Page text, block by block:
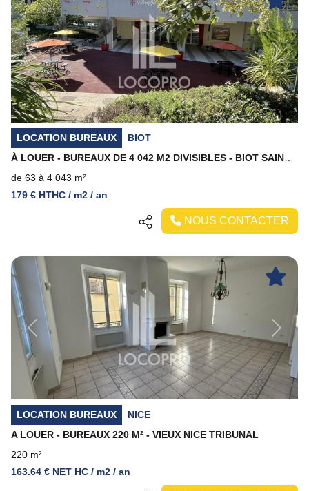
Previous Next
LOCATION BUREAUX
BIOT
de 63 à 4 043 m²
179 € HTHC / m2 / an
NOUS CONTACTER
Previous Next
LOCATION BUREAUX
NICE
A LOUER - BUREAUX 220 M² - VIEUX NICE TRIBUNAL
220 m²
163.64 € NET HC / m2 / an